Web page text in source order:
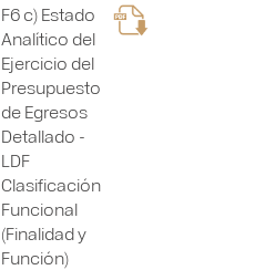
F6 c) Estado
Analítico del
Ejercicio del
Presupuesto
de Egresos
Detallado -
LDF
Clasificación
Funcional
(Finalidad y
Función)